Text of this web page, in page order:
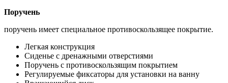
Поручень
поручень имеет специальное противоскользящее покрытие.
Легкая конструкция
Сиденье с дренажными отверстиями
Поручень с противоскользящим покрытием
Регулируемые фиксаторы для установки на ванну